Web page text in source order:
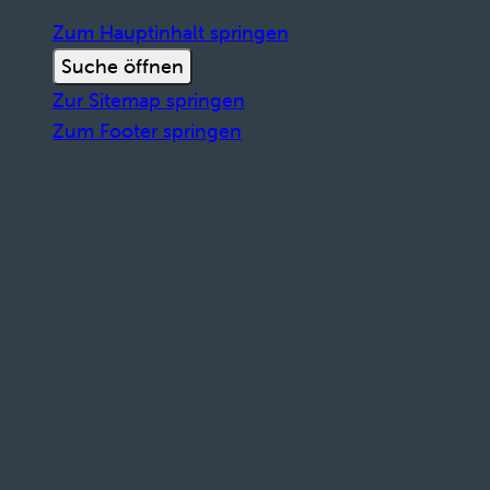
Zum Hauptinhalt springen
Suche öffnen
Zur Sitemap springen
Zum Footer springen